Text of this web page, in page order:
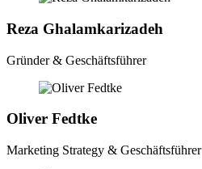
Reza Ghalamkarizadeh
Gründer & Geschäftsführer
Oliver Fedtke
Marketing Strategy & Geschäftsführer